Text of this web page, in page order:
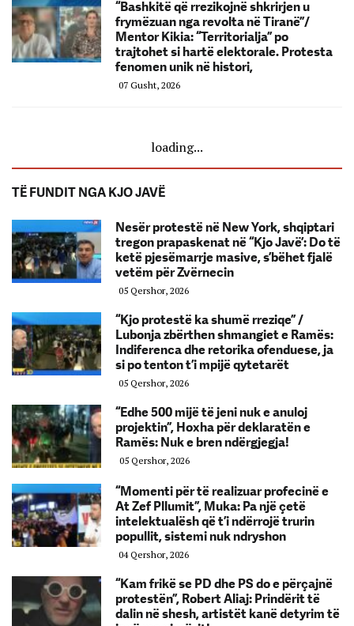
“Bashkitë që rrezikojnë shkrirjen u
frymëzuan nga revolta në Tiranë”/
Mentor Kikia: “Territorialja” po
trajtohet si hartë elektorale. Protesta
fenomen unik në histori,
07 Gusht, 2026
loading...
TË FUNDIT NGA KJO JAVË
Nesër protestë në New York, shqiptari
tregon prapaskenat në “Kjo Javë’: Do të
ketë pjesëmarrje masive, s’bëhet fjalë
vetëm për Zvërnecin
05 Qershor, 2026
“Kjo protestë ka shumë rreziqe” /
Lubonja zbërthen shmangiet e Ramës:
Indiferenca dhe retorika ofenduese, ja
si po tenton t’i mpijë qytetarët
05 Qershor, 2026
“Edhe 500 mijë të jeni nuk e anuloj
projektin”, Hoxha për deklaratën e
Ramës: Nuk e bren ndërgjegja!
05 Qershor, 2026
“Momenti për të realizuar profecinë e
At Zef Pllumit”, Muka: Pa një çetë
intelektualësh që t’i ndërrojë trurin
popullit, sistemi nuk ndryshon
04 Qershor, 2026
“Kam frikë se PD dhe PS do e përçajnë
protestën”, Robert Aliaj: Prindërit të
dalin në shesh, artistët kanë detyrim të